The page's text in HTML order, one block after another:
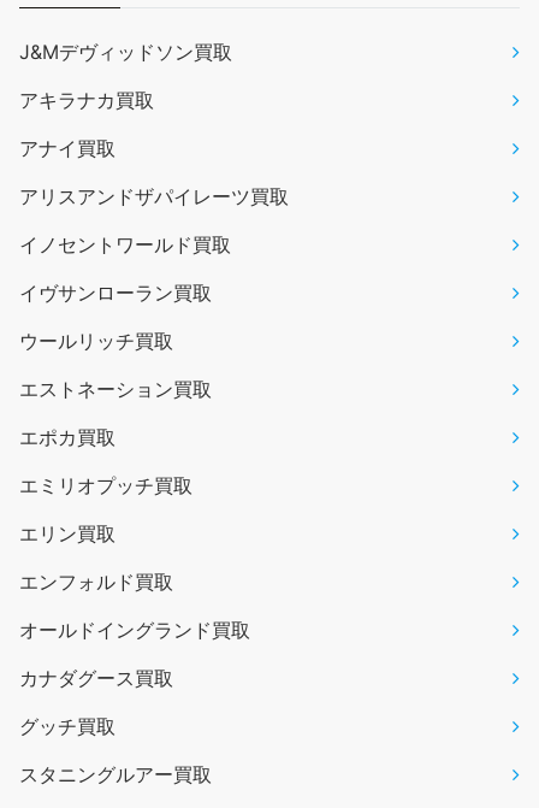
J&Mデヴィッドソン買取
アキラナカ買取
アナイ買取
アリスアンドザパイレーツ買取
イノセントワールド買取
イヴサンローラン買取
ウールリッチ買取
エストネーション買取
エポカ買取
エミリオプッチ買取
エリン買取
エンフォルド買取
オールドイングランド買取
カナダグース買取
グッチ買取
スタニングルアー買取